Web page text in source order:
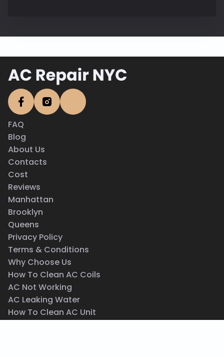
FAQ
Blog
About Us
Contacts
Cost
Reviews
Manhattan
Brooklyn
Queens
Privacy Policy
Terms & Conditions
Why Choose Us
How To Clean AC Coils
AC Not Working
AC Leaking Water
How To Clean AC Unit